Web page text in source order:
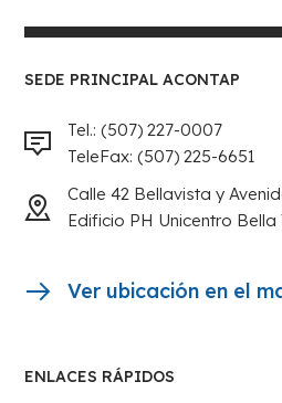
SEDE PRINCIPAL ACONTAP
Tel.: (507) 227-0007
TeleFax: (507) 225-6651
Calle 42 Bellavista y
Edificio PH Unicentro
Ver ubicación en el
ENLACES RÁPIDOS